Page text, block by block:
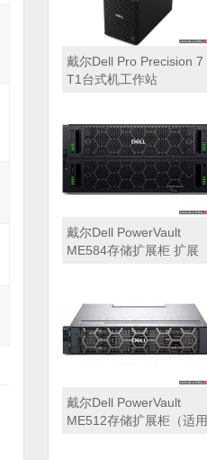
戴尔Dell Pro Precision 7
T1台式机工作站
戴尔Dell PowerVault
ME584存储扩展柜 扩展
ME5224，ME5284等主
存储扩展）
戴尔Dell PowerVault
ME512存储扩展柜（适用